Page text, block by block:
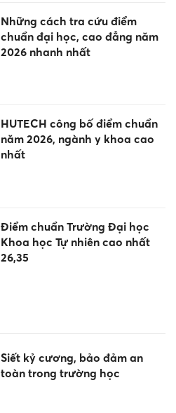
Những cách tra cứu điểm
chuẩn đại học, cao đẳng năm
2026 nhanh nhất
HUTECH công bố điểm chuẩn
năm 2026, ngành y khoa cao
nhất
Điểm chuẩn Trường Đại học
Khoa học Tự nhiên cao nhất
26,35
Siết kỷ cương, bảo đảm an
toàn trong trường học